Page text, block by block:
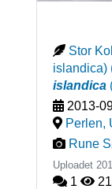
Stor
islandica)
islandica
2013-
Perlen,
Rune
Uploadet
1